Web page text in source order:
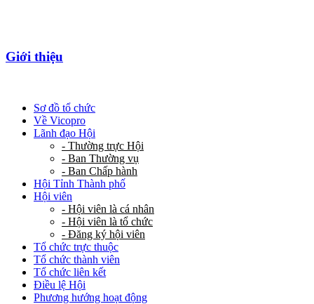
Giới thiệu
Sơ đồ tổ chức
Về Vicopro
Lãnh đạo Hội
- Thường trực Hội
- Ban Thường vụ
- Ban Chấp hành
Hội Tỉnh Thành phố
Hội viên
- Hội viên là cá nhân
- Hội viên là tổ chức
- Đăng ký hội viên
Tổ chức trực thuộc
Tổ chức thành viên
Tổ chức liên kết
Điều lệ Hội
Phương hướng hoạt động